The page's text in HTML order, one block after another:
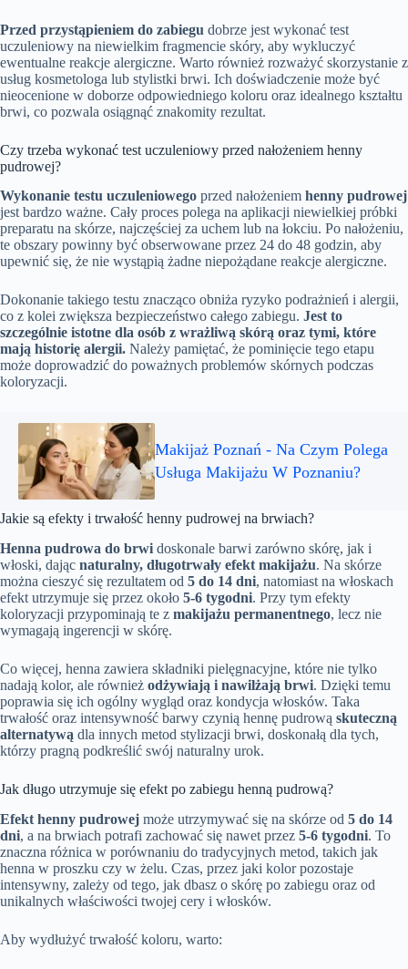
Przed przystąpieniem do zabiegu dobrze jest wykonać test
uczuleniowy na niewielkim fragmencie skóry, aby wykluczyć
ewentualne reakcje alergiczne. Warto również rozważyć skorzystanie z
usług kosmetologa lub stylistki brwi. Ich doświadczenie może być
nieocenione w doborze odpowiedniego koloru oraz idealnego kształtu
brwi, co pozwala osiągnąć znakomity rezultat.
Czy trzeba wykonać test uczuleniowy przed nałożeniem henny
pudrowej?
Wykonanie testu uczuleniowego przed nałożeniem henny pudrowej
jest bardzo ważne. Cały proces polega na aplikacji niewielkiej próbki
preparatu na skórze, najczęściej za uchem lub na łokciu. Po nałożeniu,
te obszary powinny być obserwowane przez 24 do 48 godzin, aby
upewnić się, że nie wystąpią żadne niepożądane reakcje alergiczne.
Dokonanie takiego testu znacząco obniża ryzyko podrażnień i alergii,
co z kolei zwiększa bezpieczeństwo całego zabiegu. Jest to
szczególnie istotne dla osób z wrażliwą skórą oraz tymi, które
mają historię alergii. Należy pamiętać, że pominięcie tego etapu
może doprowadzić do poważnych problemów skórnych podczas
koloryzacji.
Makijaż Poznań - Na Czym Polega
Usługa Makijażu W Poznaniu?
Jakie są efekty i trwałość henny pudrowej na brwiach?
Henna pudrowa do brwi doskonale barwi zarówno skórę, jak i
włoski, dając naturalny, długotrwały efekt makijażu. Na skórze
można cieszyć się rezultatem od 5 do 14 dni, natomiast na włoskach
efekt utrzymuje się przez około 5-6 tygodni. Przy tym efekty
koloryzacji przypominają te z makijażu permanentnego, lecz nie
wymagają ingerencji w skórę.
Co więcej, henna zawiera składniki pielęgnacyjne, które nie tylko
nadają kolor, ale również odżywiają i nawilżają brwi. Dzięki temu
poprawia się ich ogólny wygląd oraz kondycja włosków. Taka
trwałość oraz intensywność barwy czynią hennę pudrową skuteczną
alternatywą dla innych metod stylizacji brwi, doskonałą dla tych,
którzy pragną podkreślić swój naturalny urok.
Jak długo utrzymuje się efekt po zabiegu henną pudrową?
Efekt henny pudrowej może utrzymywać się na skórze od 5 do 14
dni, a na brwiach potrafi zachować się nawet przez 5-6 tygodni. To
znaczna różnica w porównaniu do tradycyjnych metod, takich jak
henna w proszku czy w żelu. Czas, przez jaki kolor pozostaje
intensywny, zależy od tego, jak dbasz o skórę po zabiegu oraz od
unikalnych właściwości twojej cery i włosków.
Aby wydłużyć trwałość koloru, warto: